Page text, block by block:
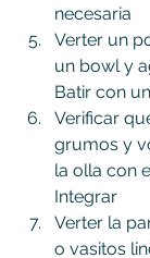
necesaria
Verter un
un bowl y
Batir con
Verificar
grumos y
la olla con
Integrar
Verter la
o vasitos